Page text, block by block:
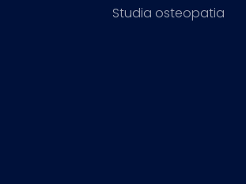
Studia osteopatia